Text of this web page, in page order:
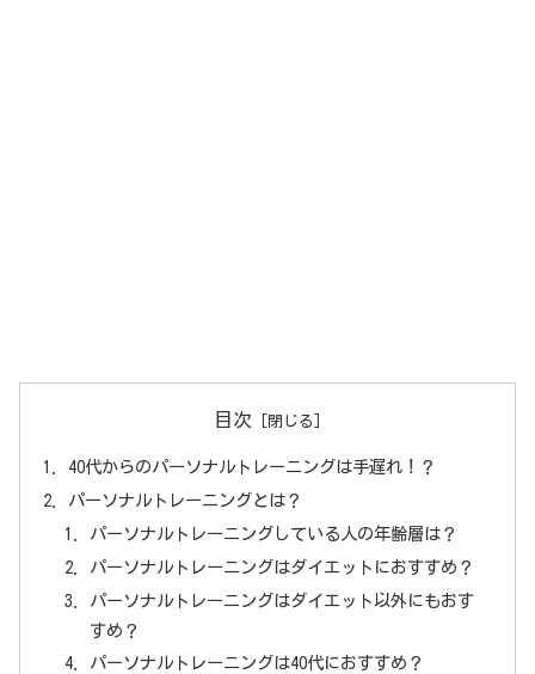
目次
40代からのパーソナルトレーニングは手遅れ！？
パーソナルトレーニングとは？
パーソナルトレーニングしている人の年齢層は？
パーソナルトレーニングはダイエットにおすすめ？
パーソナルトレーニングはダイエット以外にもおす
すめ？
パーソナルトレーニングは40代におすすめ？